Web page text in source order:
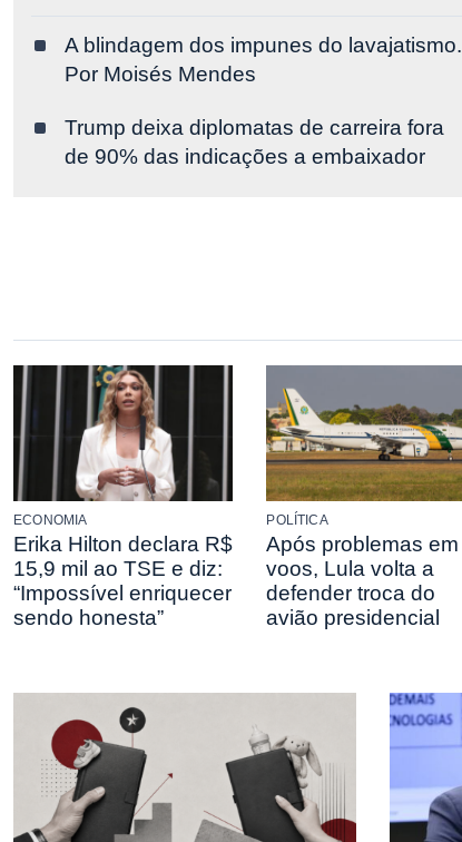
A blindagem dos impunes do lavajatismo.
Por Moisés Mendes
Trump deixa diplomatas de carreira fora
de 90% das indicações a embaixador
ECONOMIA
Erika Hilton declara R$
15,9 mil ao TSE e diz:
“Impossível enriquecer
sendo honesta”
POLÍTICA
Após problemas em
voos, Lula volta a
defender troca do
avião presidencial